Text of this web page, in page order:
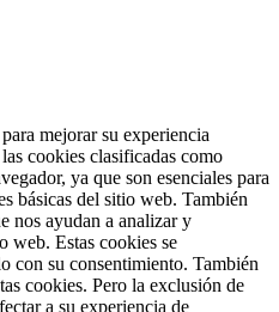
mejorar su experiencia
cookies clasificadas como
ya que son esenciales para
básicas del sitio web. También
nos ayudan a analizar y
web. Estas cookies se
con su consentimiento. También
cookies. Pero la exclusión de
a su experiencia de